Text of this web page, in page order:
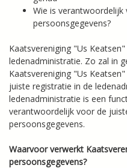
Wie is
persoonsgegevens?
Kaatsvereniging "Us
ledenadministratie. Zo zal in
Kaatsvereniging "Us
juiste registratie in de
ledenadministratie is een
verantwoordelijk voor de
persoonsgegevens.
Waarvoor verwerkt
persoonsgegevens?